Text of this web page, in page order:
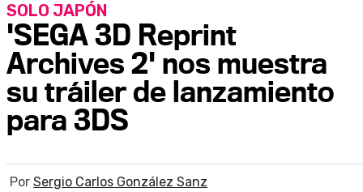
'SEGA 3D Reprint
Archives 2' nos muestra
su tráiler de lanzamiento
para 3DS
SOLO JAPÓN
Por Sergio Carlos González Sanz